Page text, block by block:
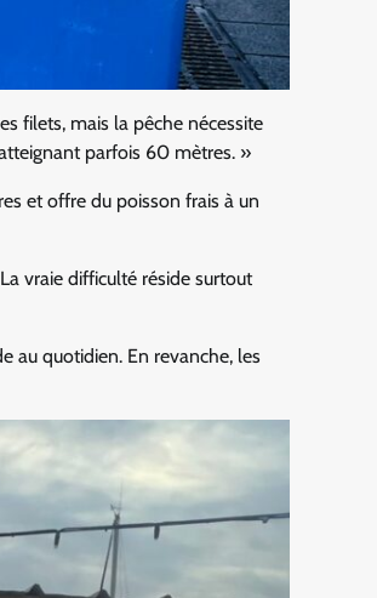
filets, mais la pêche nécessite
parfois 60 mètres. »
et offre du poisson frais à un
vraie difficulté réside surtout
au quotidien. En revanche, les